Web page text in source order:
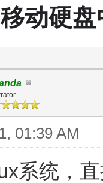
动硬盘
01:39 AM
系统，